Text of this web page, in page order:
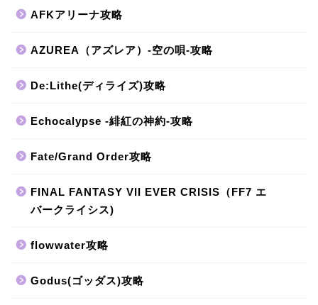
AFKアリーナ攻略
AZUREA（アズレア）-空の唄-攻略
De:Lithe(ディライズ)攻略
Echocalypse -緋紅の神約-攻略
Fate/Grand Order攻略
FINAL FANTASY VII EVER CRISIS（FF7 エ
バークライシス)
flowwater攻略
Godus(ゴッダス)攻略